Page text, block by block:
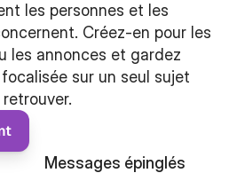
les personnes et les
Créez-en pour les
les annonces et gardez
sur un seul sujet
Messages épinglés